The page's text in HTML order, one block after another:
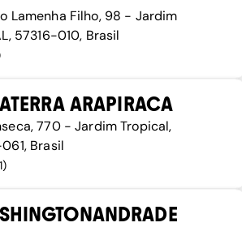
Lamenha Filho, 98 - Jardim
57316-010, Brasil
ARAPIRACA
770 - Jardim Tropical,
Brasil
)